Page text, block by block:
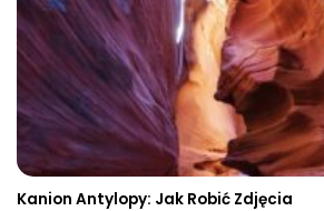
Kanion Antylopy: Jak Robić Zdjęcia